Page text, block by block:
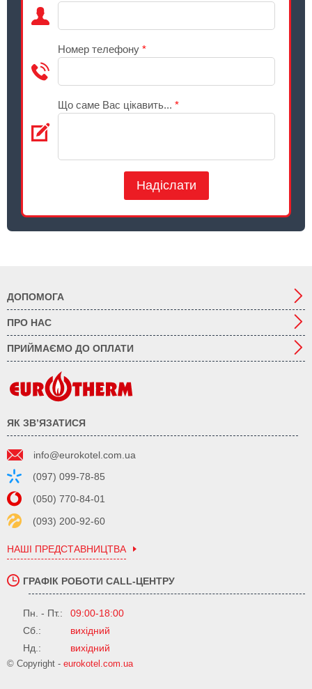
Номер телефону *
Що саме Вас цікавить... *
Надіслати
ДОПОМОГА
ПРО НАС
ПРИЙМАЄМО ДО ОПЛАТИ
ЯК ЗВ’ЯЗАТИСЯ
info@eurokotel.com.ua
(097) 099-78-85
(050) 770-84-01
(093) 200-92-60
НАШІ ПРЕДСТАВНИЦТВА
ГРАФІК РОБОТИ CALL-ЦЕНТРУ
Пн. - Пт.:
09:00-18:00
Сб.:
вихідний
Нд.:
вихідний
© Copyright - eurokotel.com.ua